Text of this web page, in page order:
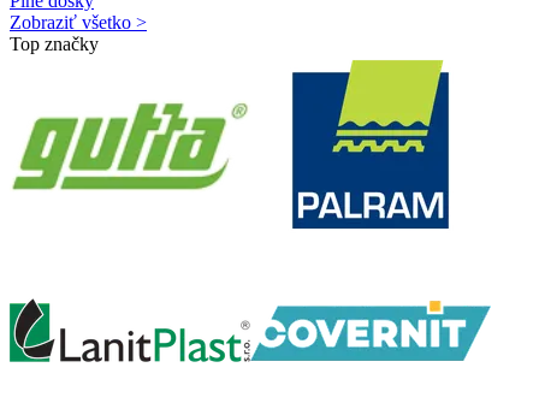
Zobraziť všetko >
Top značky